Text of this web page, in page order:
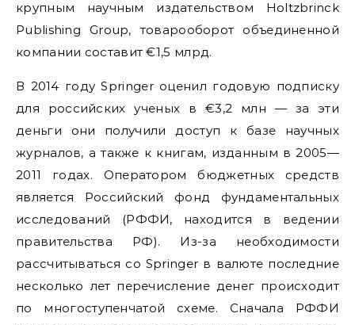
крупным научным издательством Holtzbrinck
Publishing Group, товарооборот объединенной
компании составит €1,5 млрд.
В 2014 году Springer оценил годовую подписку
для российских ученых в €3,2 млн — за эти
деньги они получили доступ к базе научных
журналов, а также к книгам, изданным в 2005—
2011 годах. Оператором бюджетных средств
является Российский фонд фундаментальных
исследований (РФФИ, находится в ведении
правительства РФ). Из-за необходимости
рассчитываться со Springer в валюте последние
несколько лет перечисление денег происходит
по многоступенчатой схеме. Сначала РФФИ